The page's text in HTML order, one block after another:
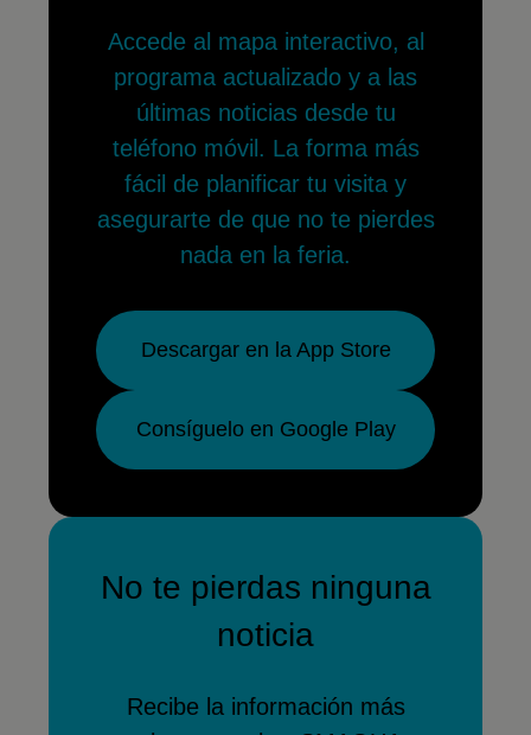
Accede al mapa interactivo, al
programa actualizado y a las
últimas noticias desde tu
teléfono móvil. La forma más
fácil de planificar tu visita y
asegurarte de que no te pierdes
nada en la feria.
Descargar en la App Store
Consíguelo en Google Play
No te pierdas ninguna
noticia
Recibe la información más